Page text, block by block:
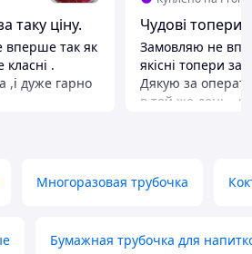
таку ціну.
вперше так як
.
,і дуже гарно
Чудові топери
Замовляю не
якісні топери
Дякую за
в той же день ,
Многоразовая трубочка
Бумажная трубочка для